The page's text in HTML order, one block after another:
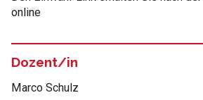
online
Dozent/in
Marco Schulz